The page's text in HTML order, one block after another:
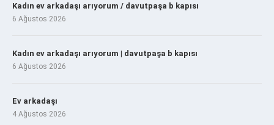
Kadın ev arkadaşı arıyorum / davutpaşa b kapısı
6 Ağustos 2026
Kadın ev arkadaşı arıyorum | davutpaşa b kapısı
6 Ağustos 2026
Ev arkadaşı
4 Ağustos 2026